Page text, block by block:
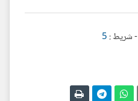
- شريط :5